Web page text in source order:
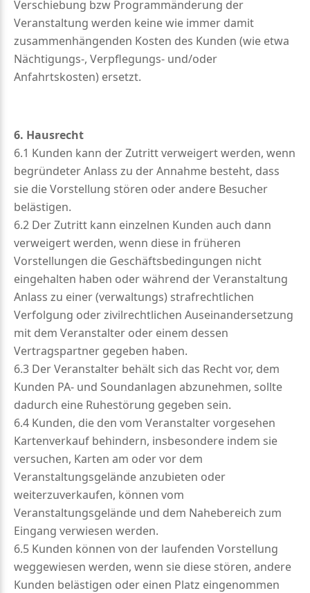
Verschiebung bzw Programmänderung der
Veranstaltung werden keine wie immer damit
zusammenhängenden Kosten des Kunden (wie etwa
Nächtigungs-, Verpflegungs- und/oder
Anfahrtskosten) ersetzt.
6. Hausrecht
6.1 Kunden kann der Zutritt verweigert werden, wenn
begründeter Anlass zu der Annahme besteht, dass
sie die Vorstellung stören oder andere Besucher
belästigen.
6.2 Der Zutritt kann einzelnen Kunden auch dann
verweigert werden, wenn diese in früheren
Vorstellungen die Geschäftsbedingungen nicht
eingehalten haben oder während der Veranstaltung
Anlass zu einer (verwaltungs) strafrechtlichen
Verfolgung oder zivilrechtlichen Auseinandersetzung
mit dem Veranstalter oder einem dessen
Vertragspartner gegeben haben.
6.3 Der Veranstalter behält sich das Recht vor, dem
Kunden PA- und Soundanlagen abzunehmen, sollte
dadurch eine Ruhestörung gegeben sein.
6.4 Kunden, die den vom Veranstalter vorgesehen
Kartenverkauf behindern, insbesondere indem sie
versuchen, Karten am oder vor dem
Veranstaltungsgelände anzubieten oder
weiterzuverkaufen, können vom
Veranstaltungsgelände und dem Nahebereich zum
Eingang verwiesen werden.
6.5 Kunden können von der laufenden Vorstellung
weggewiesen werden, wenn sie diese stören, andere
Kunden belästigen oder einen Platz eingenommen